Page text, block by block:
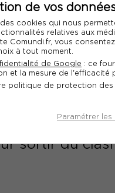
de vos
cookies qui nous
relatives aux
Comundi.fr, vous
à tout moment.
de Google : ce
et la mesure de l'efficacité
politique de protection des
Paramétrer les
les
avec
sortir du